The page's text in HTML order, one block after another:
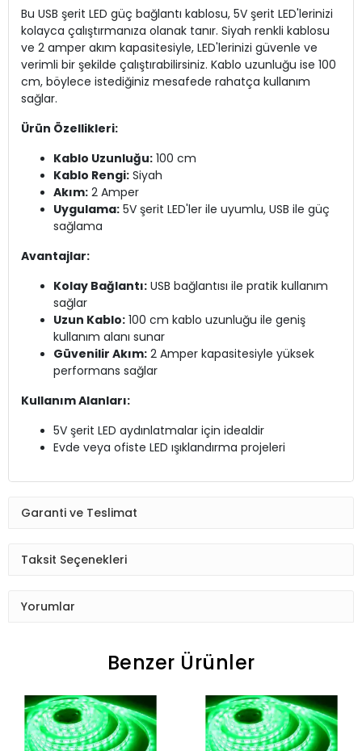
Bu USB şerit LED güç bağlantı kablosu, 5V şerit LED'lerinizi
kolayca çalıştırmanıza olanak tanır. Siyah renkli kablosu
ve 2 amper akım kapasitesiyle, LED'lerinizi güvenle ve
verimli bir şekilde çalıştırabilirsiniz. Kablo uzunluğu ise 100
cm, böylece istediğiniz mesafede rahatça kullanım
sağlar.
Ürün Özellikleri:
Kablo Uzunluğu: 100 cm
Kablo Rengi: Siyah
Akım: 2 Amper
Uygulama: 5V şerit LED'ler ile uyumlu, USB ile güç
sağlama
Avantajlar:
Kolay Bağlantı: USB bağlantısı ile pratik kullanım
sağlar
Uzun Kablo: 100 cm kablo uzunluğu ile geniş
kullanım alanı sunar
Güvenilir Akım: 2 Amper kapasitesiyle yüksek
performans sağlar
Kullanım Alanları:
5V şerit LED aydınlatmalar için idealdir
Evde veya ofiste LED ışıklandırma projeleri
Garanti ve Teslimat
Taksit Seçenekleri
Yorumlar
Benzer Ürünler